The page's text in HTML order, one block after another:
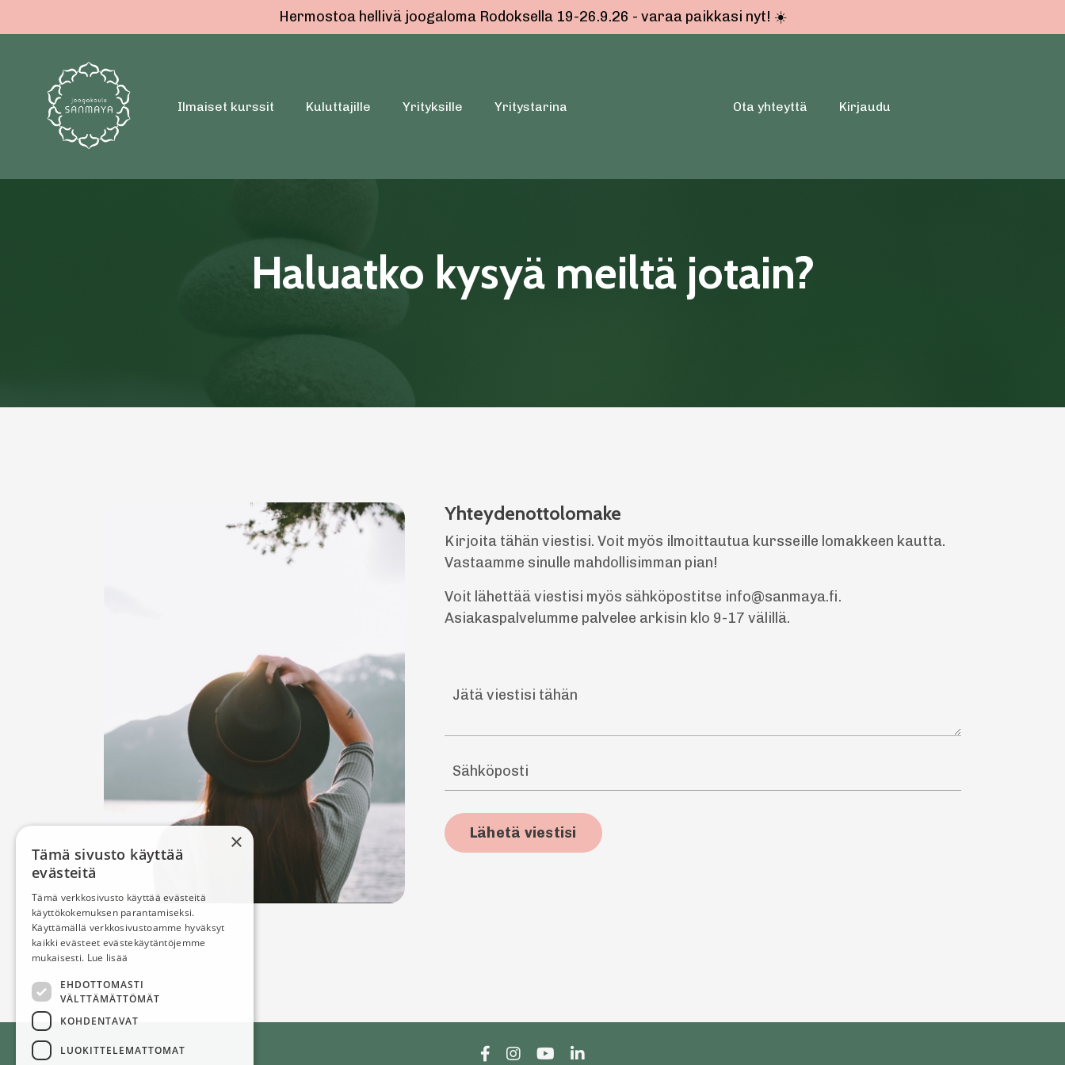
Hermostoa hellivä joogaloma Rodoksella 19-26.9.26 - varaa paikkasi nyt! ☀️
Ilmaiset kurssit Kuluttajille Yrityksille Yritystarina Ota yhteyttä Kirjaudu
Haluatko kysyä meiltä jotain?
Yhteydenottolomake
Kirjoita tähän viestisi. Voit myös ilmoittautua kursseille lomakkeen kautta.
Vastaamme sinulle mahdollisimman pian!
Voit lähettää viestisi myös sähköpostitse info@sanmaya.fi.
Asiakaspalvelumme palvelee arkisin klo 9-17 välillä.
Lähetä viestisi
×
Tämä sivusto käyttää
evästeitä
Tämä verkkosivusto käyttää evästeitä
käyttökokemuksen parantamiseksi.
Käyttämällä verkkosivustoamme hyväksyt
kaikki evästeet evästekäytäntöjemme
mukaisesti. Lue lisää
EHDOTTOMASTI
VÄLTTÄMÄTTÖMÄT
KOHDENTAVAT
LUOKITTELEMATTOMAT